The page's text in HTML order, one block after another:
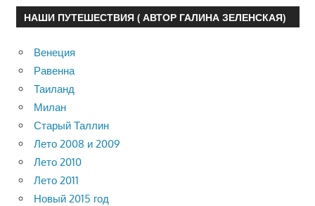
НАШИ ПУТЕШЕСТВИЯ ( АВТОР ГАЛИНА ЗЕЛЕНСКАЯ)
Венеция
Равенна
Таиланд
Милан
Старый Таллин
Лето 2008 и 2009
Лето 2010
Лето 2011
Новый 2015 год